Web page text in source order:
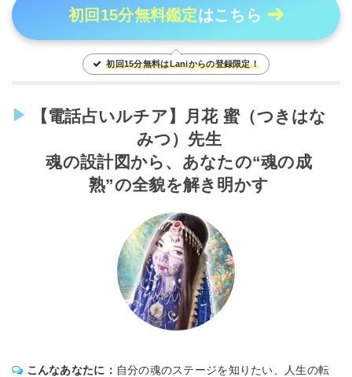
初回15分無料鑑定はこちら
初回15分無料はLaniからの登録限定！
【電話占いルチア】月花 蜜（つきはな
みつ）先生
魂の設計図から、あなたの“魂の成
熟”の全貌を解き明かす
こんなあなたに： 自分の魂のステージを知りたい、人生の転